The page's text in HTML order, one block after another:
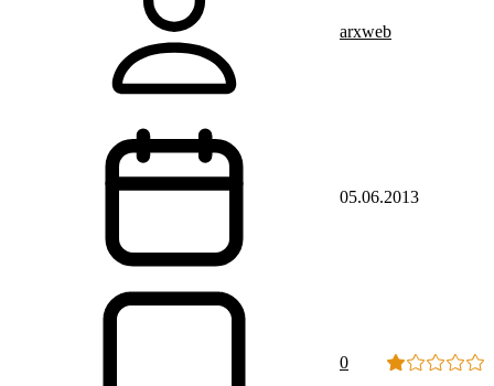
arxweb
05.06.2013
0